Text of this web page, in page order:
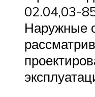
02.04,03-
Наружные